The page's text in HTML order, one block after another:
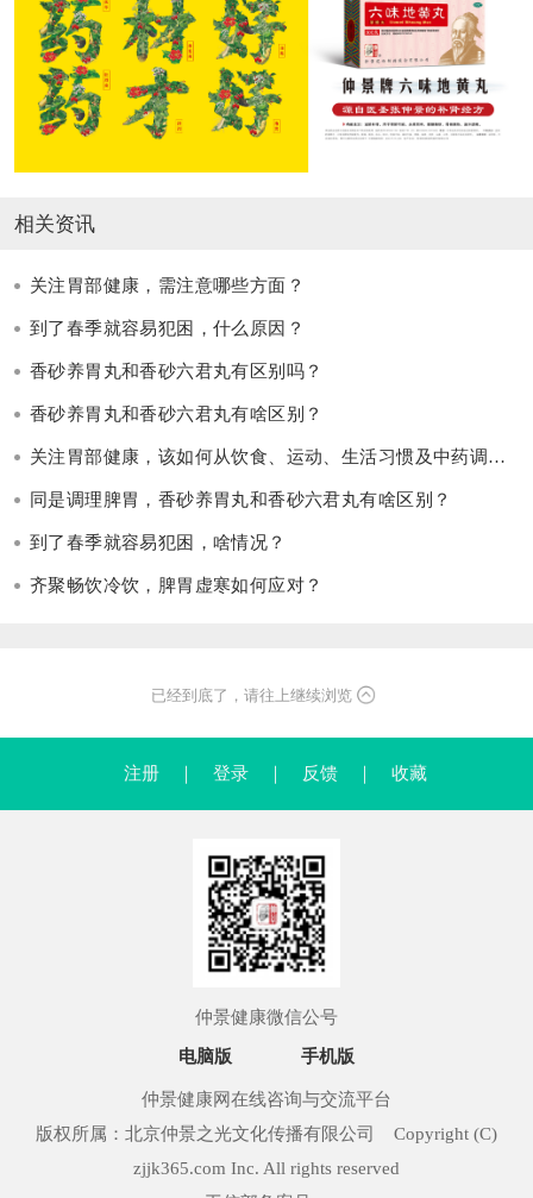
相关资讯
关注胃部健康，需注意哪些方面？
到了春季就容易犯困，什么原因？
香砂养胃丸和香砂六君丸有区别吗？
香砂养胃丸和香砂六君丸有啥区别？
关注胃部健康，该如何从饮食、运动、生活习惯及中药调理四个方面养胃护胃呢？
同是调理脾胃，香砂养胃丸和香砂六君丸有啥区别？
到了春季就容易犯困，啥情况？
齐聚畅饮冷饮，脾胃虚寒如何应对？
已经到底了，请往上继续浏览
注册 登录 反馈 收藏
仲景健康微信公号
电脑版 手机版
仲景健康网在线咨询与交流平台
版权所属：北京仲景之光文化传播有限公司 Copyright (C)
zjjk365.com Inc. All rights reserved